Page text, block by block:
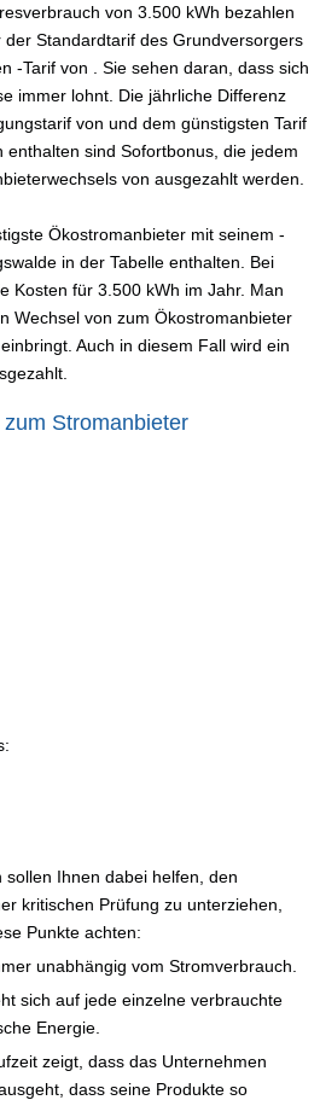
von 3.500 kWh bezahlen
Standardtarif des Grundversorgers
-Tarif von . Sie sehen daran, dass sich
immer lohnt. Die jährliche Differenz
von und dem günstigsten Tarif
sind Sofortbonus, die jedem
von ausgezahlt werden.
Ökostromanbieter mit seinem -
in der Tabelle enthalten. Bei
Kosten für 3.500 kWh im Jahr. Man
Wechsel von zum Ökostromanbieter
Auch in diesem Fall wird ein
Stromanbieter
Ihnen dabei helfen, den
kritischen Prüfung zu unterziehen,
Punkte achten:
unabhängig vom Stromverbrauch.
sich auf jede einzelne verbrauchte
Energie.
zeigt, dass das Unternehmen
dass seine Produkte so